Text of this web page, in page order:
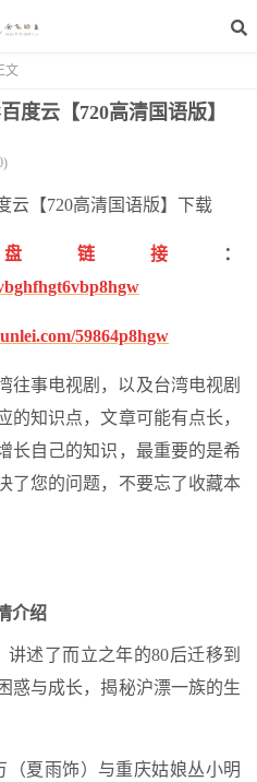
文
度云【720高清国语版】
云【720高清国语版】下载
链接
：
59864p8hgw
往事电视剧，以及台湾电视剧
的知识点，文章可能有点长，
长自己的知识，最重要的是希
了您的问题，不要忘了收藏本
介绍
述了而立之年的80后迁移到
惑与成长，揭秘沪漂一族的生
（夏雨饰）与重庆姑娘丛小明